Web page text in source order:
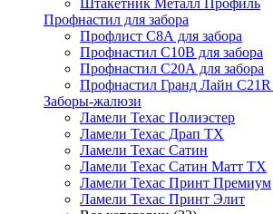
Штакетник Металл Профиль
Профнастил для забора
Профлист С8А для забора
Профнастил С10В для забора
Профнастил С20А для забора
Профнастил Гранд Лайн С21R
Заборы-жалюзи
Ламели Техас Полиэстер
Ламели Техас Драп ТХ
Ламели Техас Сатин
Ламели Техас Сатин Матт ТХ
Ламели Техас Принт Премиум
Ламели Техас Принт Элит